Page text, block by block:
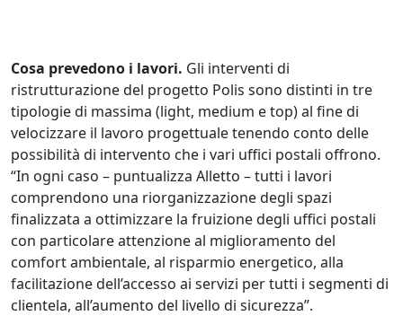
Cosa prevedono i lavori. Gli interventi di
ristrutturazione del progetto Polis sono distinti in tre
tipologie di massima (light, medium e top) al fine di
velocizzare il lavoro progettuale tenendo conto delle
possibilità di intervento che i vari uffici postali offrono.
“In ogni caso – puntualizza Alletto – tutti i lavori
comprendono una riorganizzazione degli spazi
finalizzata a ottimizzare la fruizione degli uffici postali
con particolare attenzione al miglioramento del
comfort ambientale, al risparmio energetico, alla
facilitazione dell’accesso ai servizi per tutti i segmenti di
clientela, all’aumento del livello di sicurezza”.